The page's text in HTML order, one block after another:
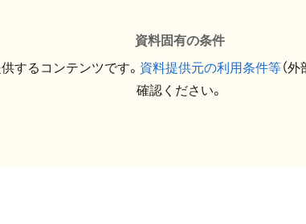
資料固有の条件
するコンテンツです。 資料提供元の利用条件等（
確認ください。